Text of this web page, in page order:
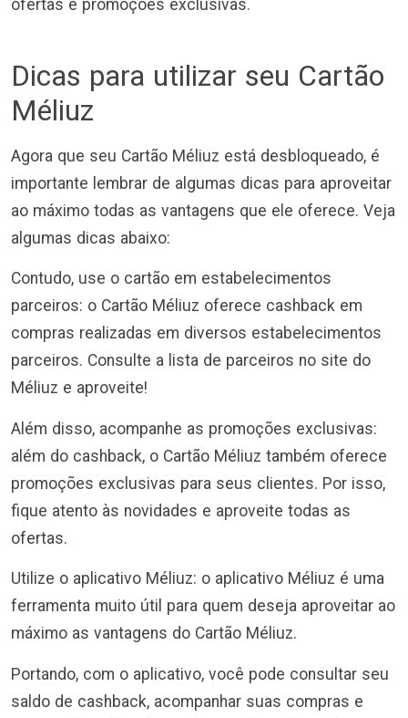
ofertas e promoções exclusivas.
Dicas para utilizar seu Cartão
Méliuz
Agora que seu Cartão Méliuz está desbloqueado, é
importante lembrar de algumas dicas para aproveitar
ao máximo todas as vantagens que ele oferece. Veja
algumas dicas abaixo:
Contudo, use o cartão em estabelecimentos
parceiros: o Cartão Méliuz oferece cashback em
compras realizadas em diversos estabelecimentos
parceiros. Consulte a lista de parceiros no site do
Méliuz e aproveite!
Além disso, acompanhe as promoções exclusivas:
além do cashback, o Cartão Méliuz também oferece
promoções exclusivas para seus clientes. Por isso,
fique atento às novidades e aproveite todas as
ofertas.
Utilize o aplicativo Méliuz: o aplicativo Méliuz é uma
ferramenta muito útil para quem deseja aproveitar ao
máximo as vantagens do Cartão Méliuz.
Portando, com o aplicativo, você pode consultar seu
saldo de cashback, acompanhar suas compras e